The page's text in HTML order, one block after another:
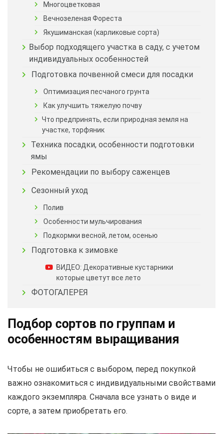
Многоцветковая
Вечнозеленая Фореста
Якушиманская (карликовые сорта)
Выбор подходящего участка в саду, с учетом
индивидуальных особенностей
Подготовка почвенной смеси для посадки
Оптимизация песчаного грунта
Как улучшить тяжелую почву
Что предпринять, если природная земля на
участке, торфяник
Техника посадки, особенности подготовки
ямы
Рекомендации по выбору саженцев
Сезонный уход
Полив
Особенности мульчирования
Подкормки весной, летом, осенью
Подготовка к зимовке
ВИДЕО: Декоративные кустарники
которые цветут все лето
ФОТОГАЛЕРЕЯ
Подбор сортов по группам и
особенностям выращивания
Чтобы не ошибиться с выбором, перед покупкой
важно ознакомиться с индивидуальными свойствами
каждого экземпляра. Сначала все узнать о виде и
сорте, а затем приобретать его.